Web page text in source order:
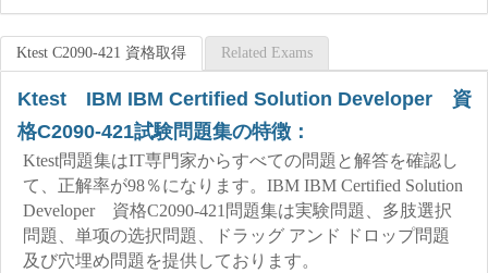
Ktest C2090-421 資格取得 Related Exams
Ktest IBM IBM Certified Solution Developer 資
格C2090-421試験問題集の特徴：
Ktest問題集はIT専門家からすべての問題と解答を確認し
て、正解率が98％になります。IBM IBM Certified Solution
Developer 資格C2090-421問題集は実験問題、多肢選択
問題、単项の选択問題、ドラッグ アンド ドロップ問題
及び穴埋め問題を提供しております。